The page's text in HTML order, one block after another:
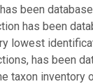
been
has been
lowest
has been
taxon inventory